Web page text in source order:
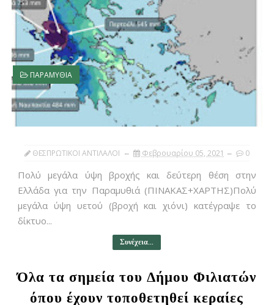
ΠΑΡΑΜΥΘΙΑ
ΘΕΣΠΡΩΤΙΚΟΙ ΑΝΤΙΛΑΛΟΙ Φεβρουαρίου 05, 2021 0
Πολύ μεγάλα ύψη βροχής και δεύτερη θέση στην
Ελλάδα για την Παραμυθιά (ΠΙΝΑΚΑΣ+ΧΑΡΤΗΣ)Πολύ
μεγάλα ύψη υετού (βροχή και χιόνι) κατέγραψε το
δίκτυο...
Συνέχεια...
Όλα τα σημεία του Δήμου Φιλιατών
όπου έχουν τοποθετηθεί κεραίες